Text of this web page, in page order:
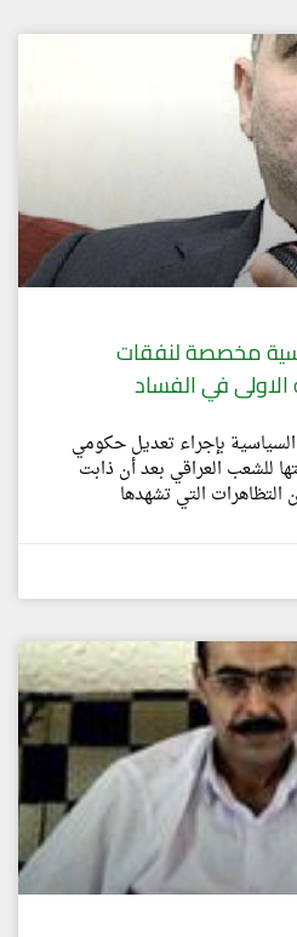
مخصصة لنفقات
الاولى في الفساد
السياسية بإجراء تعديل حكومي
للشعب العراقي بعد أن ذابت
التظاهرات التي تشهدها